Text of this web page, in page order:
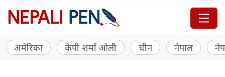
अमेरिका केपी शर्मा ओली चीन नेपाल